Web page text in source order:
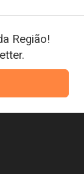
Região!